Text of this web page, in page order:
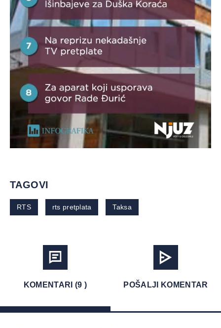
TAGOVI
RTS rts pretplata Taksa
KOMENTARI (9 ) POŠALJI KOMENTAR